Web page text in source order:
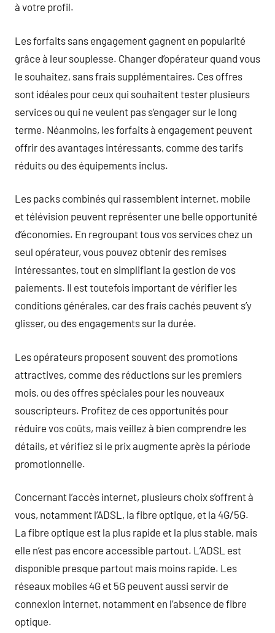
à votre profil.
Les forfaits sans engagement gagnent en popularité
grâce à leur souplesse. Changer d’opérateur quand vous
le souhaitez, sans frais supplémentaires. Ces offres
sont idéales pour ceux qui souhaitent tester plusieurs
services ou qui ne veulent pas s’engager sur le long
terme. Néanmoins, les forfaits à engagement peuvent
offrir des avantages intéressants, comme des tarifs
réduits ou des équipements inclus.
Les packs combinés qui rassemblent internet, mobile
et télévision peuvent représenter une belle opportunité
d’économies. En regroupant tous vos services chez un
seul opérateur, vous pouvez obtenir des remises
intéressantes, tout en simplifiant la gestion de vos
paiements. Il est toutefois important de vérifier les
conditions générales, car des frais cachés peuvent s’y
glisser, ou des engagements sur la durée.
Les opérateurs proposent souvent des promotions
attractives, comme des réductions sur les premiers
mois, ou des offres spéciales pour les nouveaux
souscripteurs. Profitez de ces opportunités pour
réduire vos coûts, mais veillez à bien comprendre les
détails, et vérifiez si le prix augmente après la période
promotionnelle.
Concernant l’accès internet, plusieurs choix s’offrent à
vous, notamment l’ADSL, la fibre optique, et la 4G/5G.
La fibre optique est la plus rapide et la plus stable, mais
elle n’est pas encore accessible partout. L’ADSL est
disponible presque partout mais moins rapide. Les
réseaux mobiles 4G et 5G peuvent aussi servir de
connexion internet, notamment en l’absence de fibre
optique.